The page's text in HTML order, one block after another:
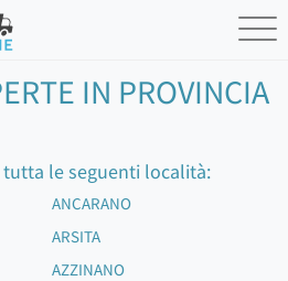
IN PROVINCIA
le seguenti località:
ANCARANO
ARSITA
AZZINANO